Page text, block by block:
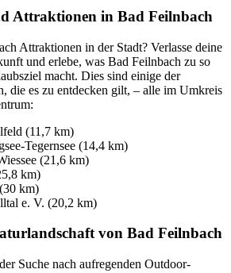
Attraktionen in Bad Feilnbach
Attraktionen in der Stadt? Verlasse deine
und erlebe, was Bad Feilnbach zu so
macht. Dies sind einige der
die es zu entdecken gilt, – alle im Umkreis
(11,7 km)
Tegernsee (14,4 km)
(21,6 km)
km)
km)
e. V. (20,2 km)
von Bad Feilnbach
Suche nach aufregenden Outdoor-